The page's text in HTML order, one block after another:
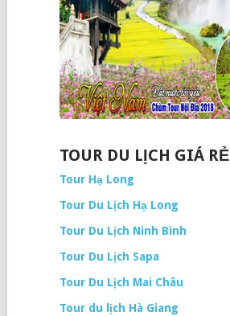
TOUR DU LỊCH GIÁ RẺ
Tour Hạ Long
Tour Du Lịch Hạ Long
Tour Du Lịch Ninh Bình
Tour Du Lịch Sapa
Tour Du Lịch Mai Châu
Tour du lịch Hà Giang